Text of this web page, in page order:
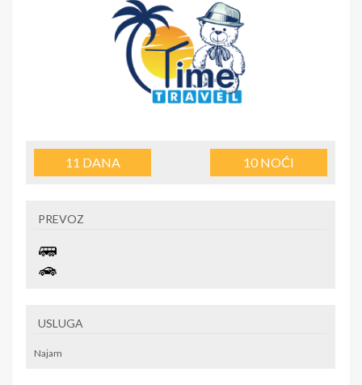
11 DANA 10NOĆI
PREVOZ
USLUGA
Najam